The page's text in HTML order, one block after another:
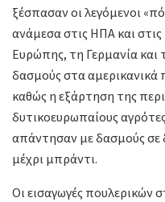
ξέσπασαν οι λεγόμενοι
ανάμεσα στις ΗΠΑ και
Ευρώπης, τη Γερμανία και
δασμούς στα αμερικανικά
καθώς η εξάρτηση της
δυτικοευρωπαίους
απάντησαν με δασμούς
μέχρι μπράντι.
Οι εισαγωγές